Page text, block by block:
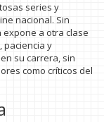
series y
nacional. Sin
a otra clase
paciencia y
su carrera, sin
como críticos del